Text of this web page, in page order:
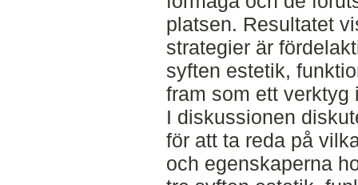
platsen. Resultatet
strategier är
syften estetik,
fram som ett verktyg
I diskussionen
för att ta reda på
och egenskaperna